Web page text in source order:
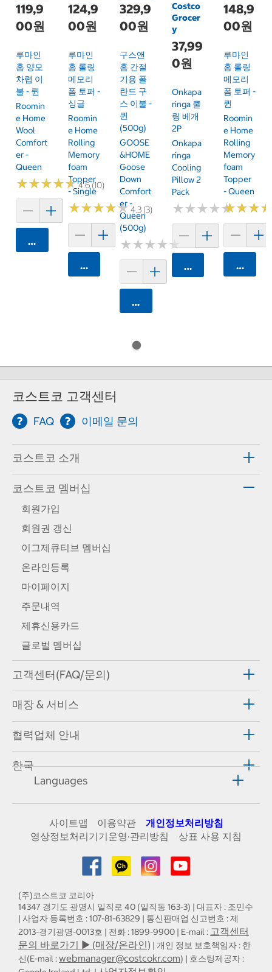
119,9
00원
루마인
홈 양모
차렵 이
불 - 퀸
Roomin
E Home
Wool
Comfort
Er -
Queen
★★★★★
★★★★★4.6 (10)
카트에 담기
124,9
00원
루마인
홈 롤링
메모리
폼 토퍼 -
싱글
Roomin
E Home
Rolling
Memory
Foam
Topper
- Single
★★★★★
★★★★★ 4.3 (3)
카트에 담기
329,9
00원
구스앤
홈 간절
기용 폴
란드 구
스 이불 -
퀸
(500g)
GOOSE
&HOME
Goose
Down
Comfort
Er -
Queen
(500g)
★★★★★
★★★★★
카트에 담기
Costco
Grocer
y
37,99
0원
Onkapa
Ringa 쿨
링 베개
2P
Onkapa
Ringa
Cooling
Pillow 2
Pack
★★★★★
★★★★★
카트에 담기
148,9
00원
루마인
홈 롤링
메모리
폼 토퍼 -
퀸
Roomin
E Home
Rolling
Memory
Foam
Topper
- Queen
★★★
★★★
카트에
코스트코 고객센터
FAQ 이메일 문의
코스트코 소개
코스트코 멤버십
회원가입
회원권 갱신
이그제큐티브 멤버십
온라인등록
마이페이지
주문내역
제휴신용카드
글로벌 멤버십
고객센터(FAQ/문의)
매장 & 서비스
협력업체 안내
한국
Languages
사이트맵 이용약관
개인정보처리방침
영상정보처리기기운영·관리방침
상표 사용 지침
(주)코스트코 코리아
14347 경기도 광명시 일직로 40 (일직동 163-3) | 대표자 : 조민수
| 사업자 등록번호 : 107-81-63829 | 통신판매업 신고번호 : 제
2013-경기광명-0013호 | 전화 : 1899-9900 | E-mail : 고객센터
문의 바로가기 ▶ (매장/온라인) | 개인 정보 보호책임자 : 한
신(E-mail :webmanager@costcokr.com) | 호스팅제공자 :